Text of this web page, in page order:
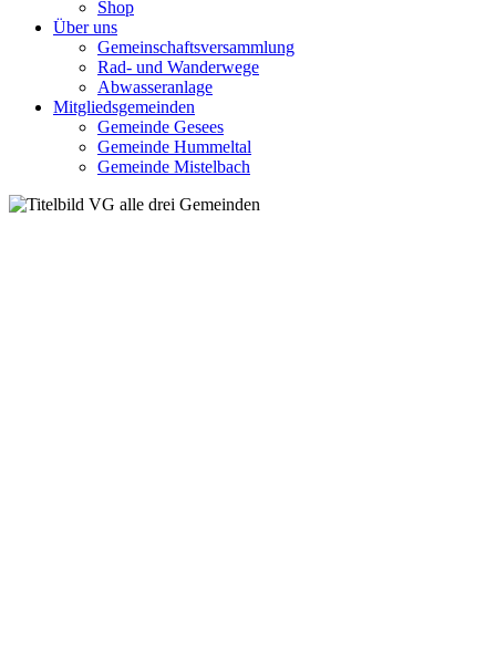
Shop
Über uns
Gemeinschaftsversammlung
Rad- und Wanderwege
Abwasseranlage
Mitgliedsgemeinden
Gemeinde Gesees
Gemeinde Hummeltal
Gemeinde Mistelbach